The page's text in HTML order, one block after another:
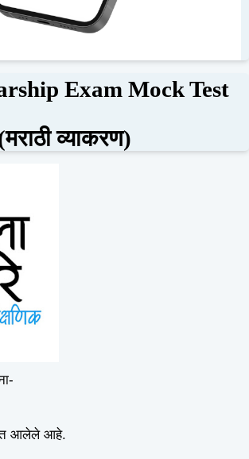
Exam Mock Test
व्याकरण)
आलेले आहे.